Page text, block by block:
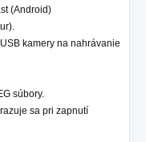
(Android)
kamery na nahrávanie
súbory.
sa pri zapnutí